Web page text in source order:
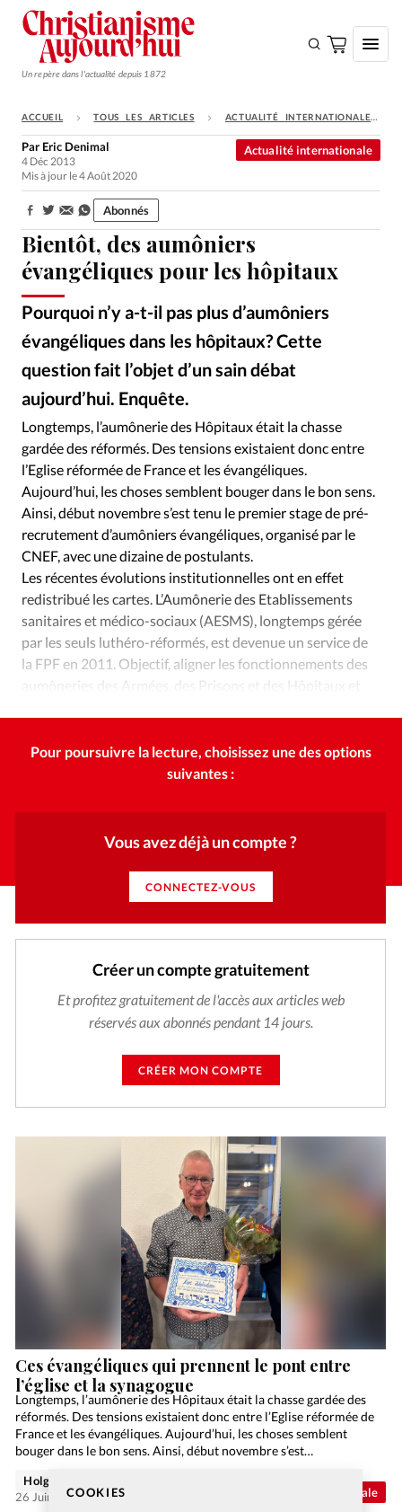
COOKIES
Un repère dans l'actualité depuis 1872
S'ABONNER
Monde
Opinions
Tous les articles
Faire un don
Se connecter
Édition: Internationale
Devise:CHF
RUBRIQUES
Tous les articles
Actualité chrétienne
Actualité internationale
Chronique
Culture
Dossier
Eglises Foi Génération réveil
Monde
Opinions
Publireportage
Relations Aujourd'hui
Société
Tour du monde des Eglises
Trait d'Ixène
Vécu
Vie Intérieure
ACCUEIL TOUS LES ARTICLES ACTUALITÉ INTERNATIONALE
Bientôt, des aumôniers
évangéliques pour les hôpitaux
Pourquoi n’y a-t-il pas plus d’aumôniers
évangéliques dans les hôpitaux? Cette
question fait l’objet d’un sain débat
aujourd’hui. Enquête.
Actualité internationale
Par Eric Denimal
4 Déc 2013
Mis à jour le 4 Août 2020
Partager: Abonnés
Longtemps, l’aumônerie des Hôpitaux était la chasse
gardée des réformés. Des tensions existaient donc entre
l’Eglise réformée de France et les évangéliques.
Aujourd’hui, les choses semblent bouger dans le bon sens.
Ainsi, début novembre s’est tenu le premier stage de pré-
recrutement d’aumôniers évangéliques, organisé par le
CNEF, avec une dizaine de postulants.
Les récentes évolutions institutionnelles ont en effet
redistribué les cartes. L’Aumônerie des Etablissements
sanitaires et médico-sociaux (AESMS), longtemps gérée
par les seuls luthéro-réformés, est devenue un service de
la FPF en 2011. Objectif, aligner les fonctionnements des
aumôneries des Armées, des Prisons et des Hôpitaux et
Pour poursuivre la lecture, choisissez une des options
suivantes :
Vous avez déjà un compte ?
CONNECTEZ-VOUS
Créer un compte gratuitement
Et profitez gratuitement de l'accès aux articles web
réservés aux abonnés pendant 14 jours.
CRÉER MON COMPTE
Actualité internationale
Ces évangéliques qui prennent le pont entre
l’église et la synagogue
Longtemps, l’aumônerie des Hôpitaux était la chasse gardée des
réformés. Des tensions existaient donc entre l’Eglise réformée de
France et les évangéliques. Aujourd’hui, les choses semblent
bouger dans le bon sens. Ainsi, début novembre s’est…
Holger Wetjen
26 Juin 2026